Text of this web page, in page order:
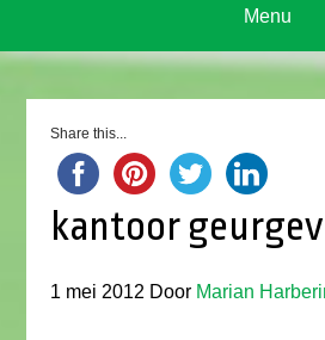
Menu
Share this...
kantoor
1 mei 2012 Door Marian